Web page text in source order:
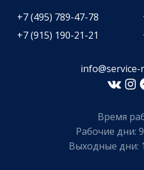
+7 (495) 789-47-78
+7 (915) 190-21-21
Время
Рабочие дни:
Выходные дни: